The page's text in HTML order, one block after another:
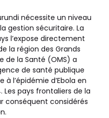
nécessite un niveau
gestion sécuritaire. La
l’expose directement
la région des Grands
de la Santé (OMS) a
de santé publique
l’épidémie d’Ebola en
Les pays frontaliers de la
conséquent considérés